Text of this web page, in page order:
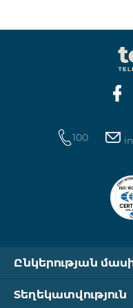
կերպով։ Խնդրում
Captcha հղումն
համապատասխան
ցանցին միացված
ը պետք է
100
Ընկերության
Տեղեկատվություն